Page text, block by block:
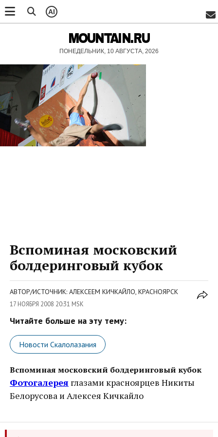
AI
MOUNTAIN.RU
ПОНЕДЕЛЬНИК, 10 АВГУСТА, 2026
Вспоминая московский
болдеринговый кубок
АВТОР/ИСТОЧНИК: АЛЕКСЕЕМ КИЧКАЙЛО, КРАСНОЯРСК
17 НОЯБРЯ 2008 20:31 MSK
Читайте больше на эту тему:
Новости Скалолазания
Вспоминая московский болдеринговый кубок
Фотогалерея глазами красноярцев Никиты
Белорусова и Алексея Кичкайло